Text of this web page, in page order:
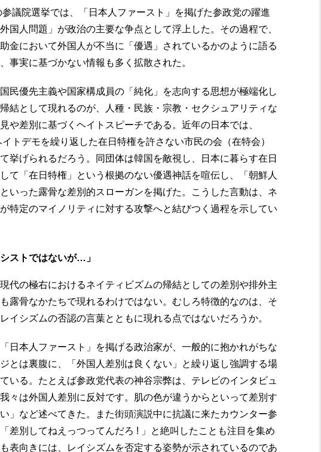
議院選挙では、「日本人ファースト」を掲げた参政党の躍進
国人問題」が政治の主要な争点として浮上した。その過程で、
金において外国人が不当に「優遇」されているかのように語る
事実に基づかない情報も多く拡散された。
民優先主義や国家構成員の「純化」を志向する思想が極端化し
結として現れるのが、人種・民族・宗教・セクシュアリティな
や差別に基づくヘイトスピーチである。近年の日本では、
トデモを繰り返した在日特権を許さない市民の会（在特会）
挙げられるだろう。同団体は韓国を敵視し、日本に暮らす在日
て「在日特権」という根拠のない優遇神話を喧伝し、「朝鮮人
いった露骨な差別的スローガンを掲げた。こうした言動は、ネ
特定のマイノリティに対する攻撃へと結びつく過程を示してい
シストではないが…」
代の極右におけるネイティビズムの帰結としての差別や排外主
露骨なかたちで現れるわけではない。むしろ特徴的なのは、そ
イシズムの否認の言葉とともに現れる点ではないだろうか。
日本人ファースト」を掲げる政治家が、一般的に抱かれがちな
とは裏腹に、「外国人差別は良くない」と繰り返し強調する場
いる。たとえば参政党代表の神谷宗弊は、テレビのインタビュ
々は外国人差別に反対です。肌の色が違うからといって差別す
」など述べてきた。また街頭演説中に抗議に来たカウンター参
差別してねえっつってんだろ ! 」と絶叫したことも注目を集め
表向きには、レイシズムを否定する姿勢が示されているのであ